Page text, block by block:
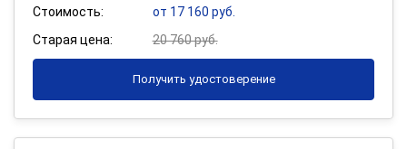
Стоимость:
от 17 160 руб.
Старая цена:
20 760 руб.
Получить удостоверение